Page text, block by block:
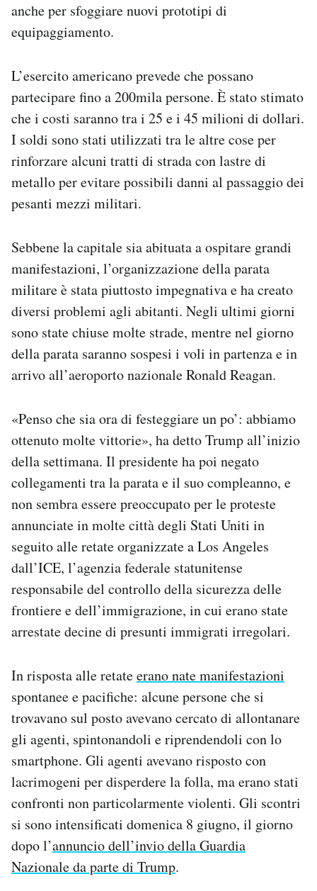
anche per sfoggiare nuovi prototipi di
equipaggiamento.
L’esercito americano prevede che possano
partecipare fino a 200mila persone. È stato stimato
che i costi saranno tra i 25 e i 45 milioni di dollari.
I soldi sono stati utilizzati tra le altre cose per
rinforzare alcuni tratti di strada con lastre di
metallo per evitare possibili danni al passaggio dei
pesanti mezzi militari.
Sebbene la capitale sia abituata a ospitare grandi
manifestazioni, l’organizzazione della parata
militare è stata piuttosto impegnativa e ha creato
diversi problemi agli abitanti. Negli ultimi giorni
sono state chiuse molte strade, mentre nel giorno
della parata saranno sospesi i voli in partenza e in
arrivo all’aeroporto nazionale Ronald Reagan.
«Penso che sia ora di festeggiare un po’: abbiamo
ottenuto molte vittorie», ha detto Trump all’inizio
della settimana. Il presidente ha poi negato
collegamenti tra la parata e il suo compleanno, e
non sembra essere preoccupato per le proteste
annunciate in molte città degli Stati Uniti in
seguito alle retate organizzate a Los Angeles
dall’ICE, l’agenzia federale statunitense
responsabile del controllo della sicurezza delle
frontiere e dell’immigrazione, in cui erano state
arrestate decine di presunti immigrati irregolari.
In risposta alle retateerano nate manifestazioni
spontanee e pacifiche: alcune persone che si
trovavano sul posto avevano cercato di allontanare
gli agenti, spintonandoli e riprendendoli con lo
smartphone. Gli agenti avevano risposto con
lacrimogeni per disperdere la folla, ma erano stati
confronti non particolarmente violenti. Gli scontri
si sono intensificati domenica 8 giugno, il giorno
dopo l’annuncio dell’invio della Guardia
Nazionale da parte di Trump.